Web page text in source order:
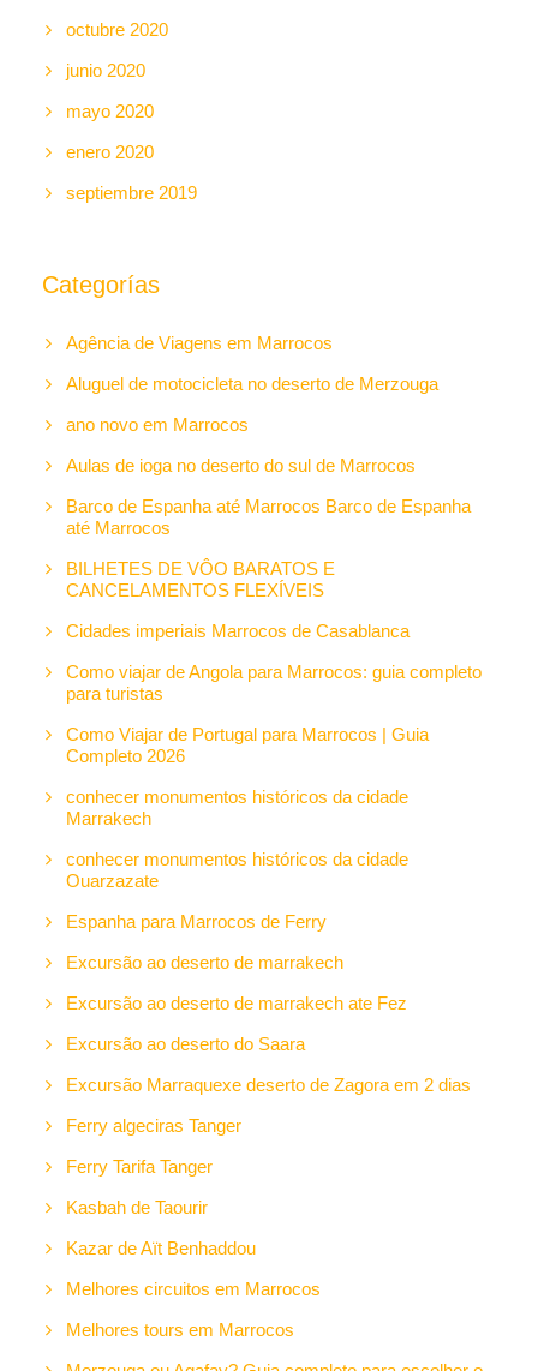
octubre 2020
junio 2020
mayo 2020
enero 2020
septiembre 2019
Categorías
Agência de Viagens em Marrocos
Aluguel de motocicleta no deserto de Merzouga
ano novo em Marrocos
Aulas de ioga no deserto do sul de Marrocos
Barco de Espanha até Marrocos Barco de Espanha
até Marrocos
BILHETES DE VÔO BARATOS E
CANCELAMENTOS FLEXÍVEIS
Cidades imperiais Marrocos de Casablanca
Como viajar de Angola para Marrocos: guia completo
para turistas
Como Viajar de Portugal para Marrocos | Guia
Completo 2026
conhecer monumentos históricos da cidade
Marrakech
conhecer monumentos históricos da cidade
Ouarzazate
Espanha para Marrocos de Ferry
Excursão ao deserto de marrakech
Excursão ao deserto de marrakech ate Fez
Excursão ao deserto do Saara
Excursão Marraquexe deserto de Zagora em 2 dias
Ferry algeciras Tanger
Ferry Tarifa Tanger
Kasbah de Taourir
Kazar de Aït Benhaddou
Melhores circuitos em Marrocos
Melhores tours em Marrocos